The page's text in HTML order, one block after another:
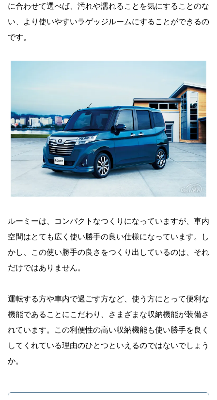
に合わせて選べば、汚れや濡れることを気にすることのな
い、より使いやすいラゲッジルームにすることができるの
です。
ルーミーは、コンパクトなつくりになっていますが、車内
空間はとても広く使い勝手の良い仕様になっています。し
かし、この使い勝手の良さをつくり出しているのは、それ
だけではありません。
運転する方や車内で過ごす方など、使う方にとって便利な
機能であることにこだわり、さまざまな収納機能が装備さ
れています。この利便性の高い収納機能も使い勝手を良く
してくれている理由のひとつといえるのではないでしょう
か。